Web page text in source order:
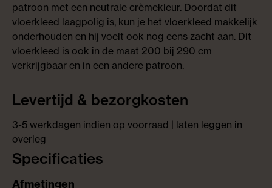
patroon met een neutrale crèmekleur. Doordat dit
vloerkleed laagpolig is, kun je het vloerkleed makkelijk
onderhouden en hij voelt ook nog eens zacht aan. Dit
vloerkleed is ook in de maat 200 bij 290 cm
verkrijgbaar en in een andere patroon.
Levertijd & bezorgkosten
3-5 werkdagen indien op voorraad | laten leggen in
overleg
Specificaties